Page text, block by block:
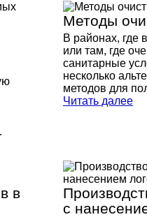
Методы
В районах, где
или там, где
санитарные
несколько
методов для
Читать далее
в
с